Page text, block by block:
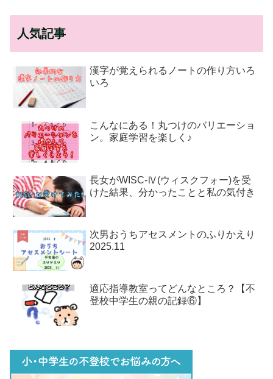
人気記事
漢字が覚えられるノートの作り方いろ
いろ
こんなにある！丸つけのバリエーショ
ン。家庭学習を楽しく♪
長女がWISC-Ⅳ(ウィスクフォー)を受
けた結果、分かったことと私の気付き
次男おうちアセスメントのふりかえり
2025.11
適応指導教室ってどんなところ？【不
登校中学生の親の記録⑥】